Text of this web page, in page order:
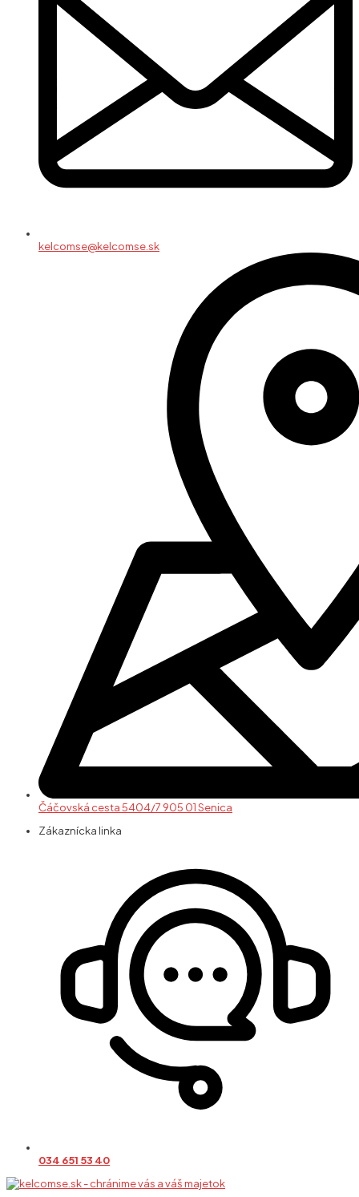
kelcomse@kelcomse.sk
Čáčovská cesta 5404/7 905 01 Senica
Zákaznícka linka
034 651 53 40